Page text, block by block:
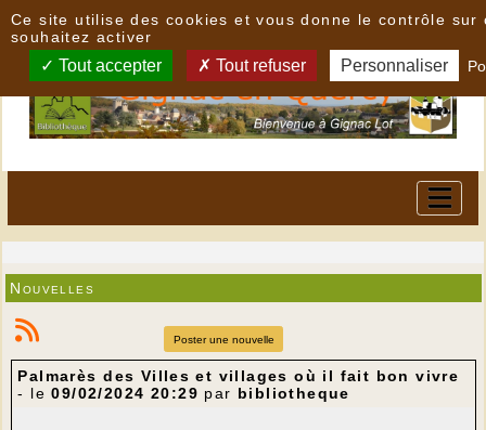
Nouvelles
Poster une nouvelle
Palmarès des Villes et villages où il fait bon vivre
- le09/02/2024 20:29 par bibliotheque
Ce site utilise des cookies et vous donne le contrôle sur
souhaitez activer
Tout accepter Tout refuser Personnaliser